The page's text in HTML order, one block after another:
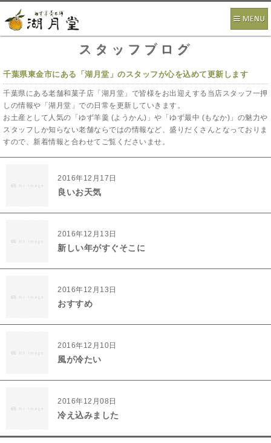
スタッフブログ
千葉県東金市にある「湖月堂」のスタッフが心を込めて更新します
千葉県にある老舗和菓子店「湖月堂」で皆様をお出迎えする当店スタッフ一押
しの情報や「湖月堂」での日常を更新していきます。
お土産として人気の「ゆず羊羹 (ようかん)」や「ゆず最中 (もなか)」の魅力や
スタッフしか知らない老舗ならではの情報など、盛りだくさんとなっておりま
すので、新着情報と合わせてご覧くださいませ。
2016年12月17日
良いお天気
2016年12月13日
新しい年がすぐそこに
2016年12月13日
おすすめ
2016年12月10日
風が冷たい
2016年12月08日
冷え込みました